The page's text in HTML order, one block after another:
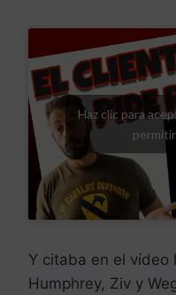
Haz clic para
Y citaba en el vídeo
Humphrey, Ziv y